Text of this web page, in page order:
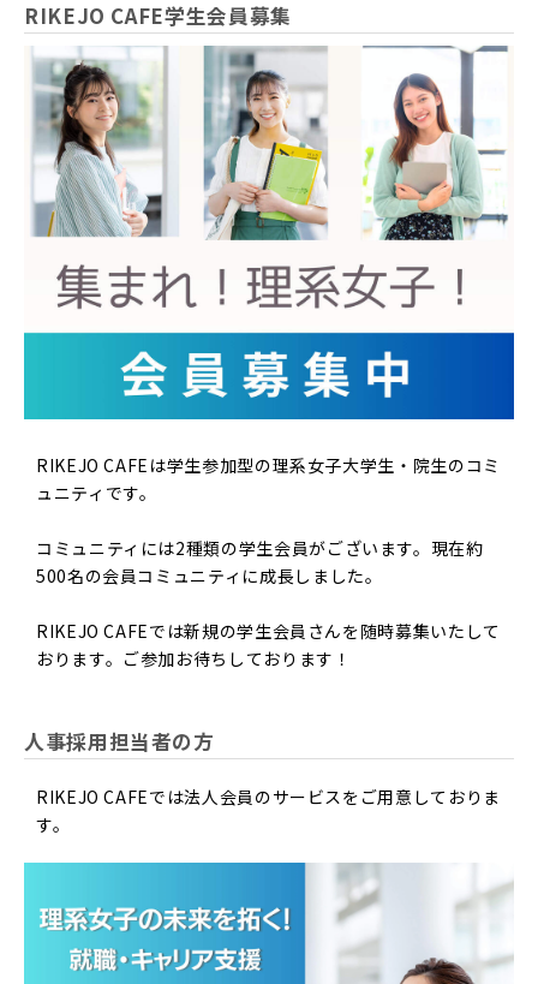
RIKEJO CAFE学生会員募集
RIKEJO CAFEは学生参加型の理系女子大学生・院生のコミ
ュニティです。
コミュニティには2種類の学生会員がございます。現在約
500名の会員コミュニティに成長しました。
RIKEJO CAFEでは新規の学生会員さんを随時募集いたして
おります。ご参加お待ちしております！
人事採用担当者の方
RIKEJO CAFEでは法人会員のサービスをご用意しておりま
す。